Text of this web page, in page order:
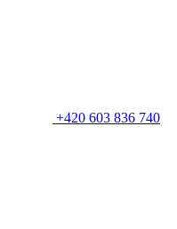
+420 603 836 740